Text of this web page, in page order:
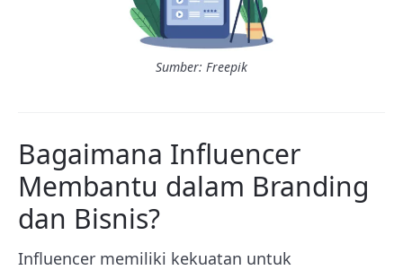
Sumber: Freepik
Bagaimana Influencer
Membantu dalam Branding
dan Bisnis?
Influencer memiliki kekuatan untuk